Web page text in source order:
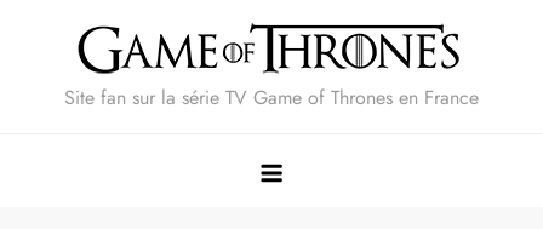
Site fan sur la série TV Game of Thrones en France